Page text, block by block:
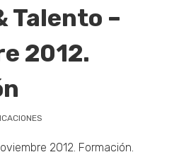
Talento –
2012.
2012. Formación.